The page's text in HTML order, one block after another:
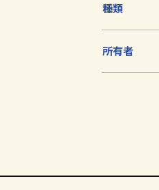
種類
所有者